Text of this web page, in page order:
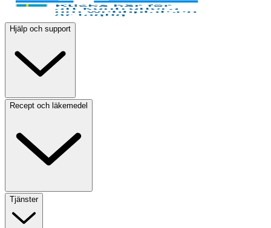
Hjälp och support
Recept och läkemedel
Tjänster